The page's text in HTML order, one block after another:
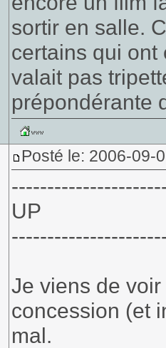
sortir en salle.
certains qui ont
valait pas
prépondérante
Posté le: 2006-09-
UP
Je viens de
concession (et
mal.